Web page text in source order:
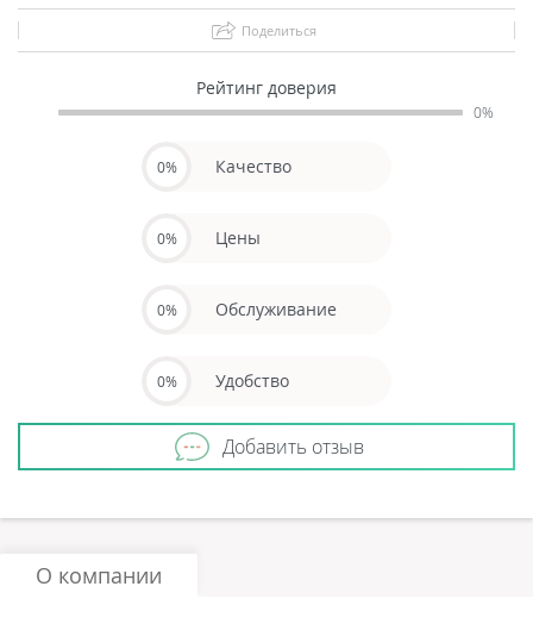
Поделиться
Рейтинг доверия
0%
0% Качество
0% Цены
0% Обслуживание
0% Удобство
Добавить отзыв
О компании